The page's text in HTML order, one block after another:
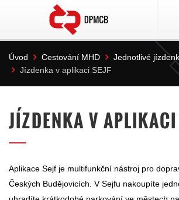
Úvod Cestování MHD
Jednotlivé
Jízdenka v aplikaci SEJF
JÍZDENKA V APLIKACI
Aplikace Sejf je multifunkční nástroj pro
Českých Budějovicích. V Sejfu nakoupíte